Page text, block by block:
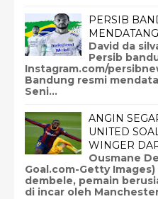
PERSIB
David da
Persib
Instagram.com/
Bandung resmi
Seni...
ANGIN
UNITED
WINGER
Ousmane
Goal.com-Getty
dembele, pemain
di incar oleh